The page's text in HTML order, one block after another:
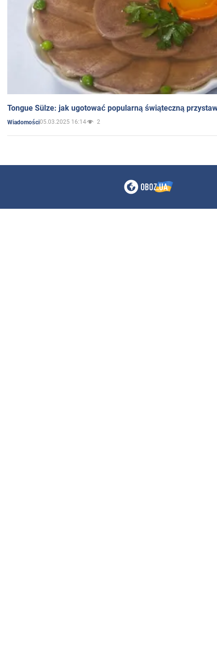
Tongue Sülze: jak ugotować popularną świąteczną
Wiadomości05.03.2025 16:14 2